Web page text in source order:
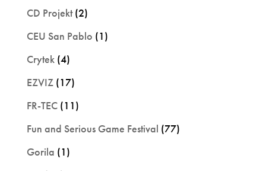
CD Projekt(2)
CEU San Pablo (1)
Crytek(4)
EZVIZ(17)
FR-TEC(11)
Fun and Serious Game Festival (77)
Gorila (1)